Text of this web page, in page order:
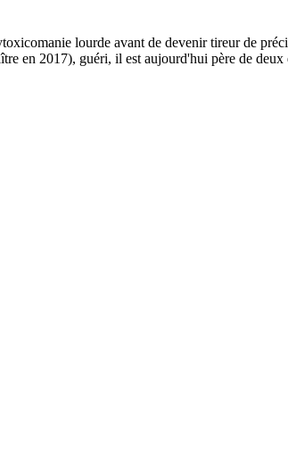
lourde avant de devenir tireur de
en 2017), guéri, il est aujourd'hui père de